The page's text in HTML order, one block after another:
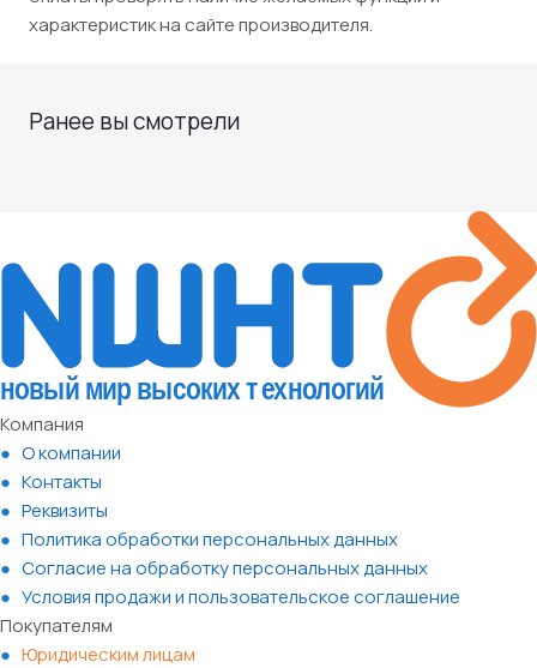
характеристик на сайте производителя.
Ранее вы смотрели
Компания
О компании
Контакты
Реквизиты
Политика обработки персональных данных
Согласие на обработку персональных данных
Условия продажи и пользовательское соглашение
Покупателям
Юридическим лицам